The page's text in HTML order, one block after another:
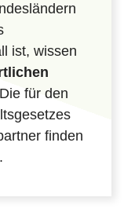
ist, wissen
für den
finden
.